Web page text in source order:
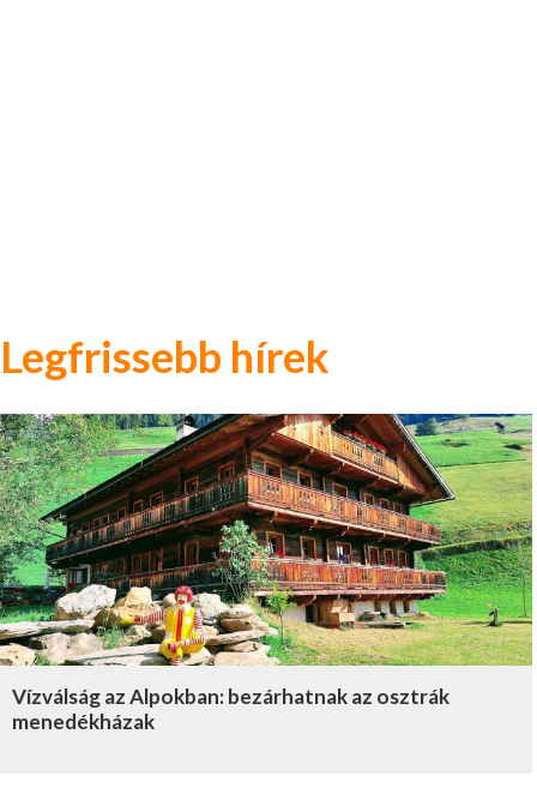
Legfrissebb hírek
Vízválság az Alpokban: bezárhatnak az osztrák
menedékházak